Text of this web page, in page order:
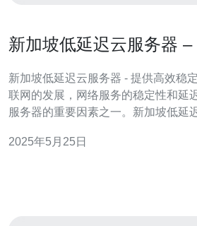
新加坡低延迟云服务器 –
新加坡低延迟云服务器 - 提供高效稳定的网
联网的发展，网络服务的稳定性和延
服务器的重要因素之一。新加坡低延
为亚洲金融中心，拥有先进的网络基
2025年5月25日